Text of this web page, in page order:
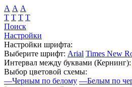
А А А
Т Т Т Т
Поиск
Настройки
Настройки шрифта:
Выберите шрифт: Arial Times New
Интервал между буквами (Кернинг):
Выбор цветовой схемы:
—Черным по белому —Белым по